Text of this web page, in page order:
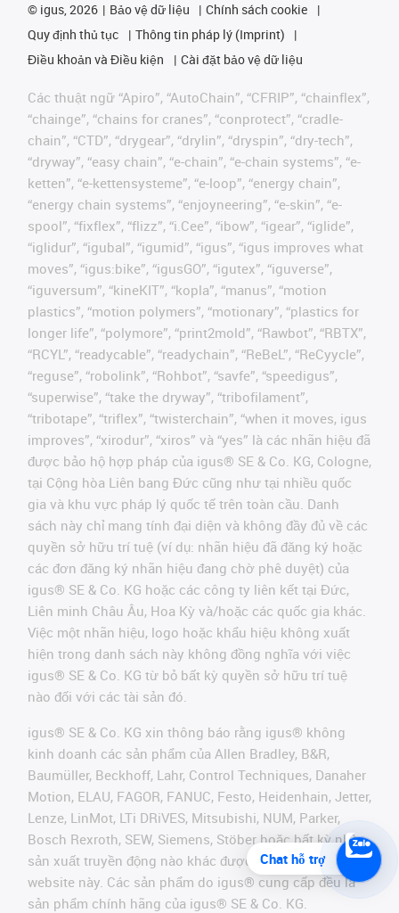
© igus, 2026 Bảo vệ dữ liệu
Chính sách cookie
Quy định thủ tục
Thông tin pháp lý (Imprint)
Điều khoản và Điều kiện
Cài đặt bảo vệ dữ liệu
Các thuật ngữ “Apiro”, “AutoChain”, “CFRIP”, “chainflex”,
“chainge”, “chains for cranes”, “conprotect”, “cradle-
chain”, “CTD”, “drygear”, “drylin”, “dryspin”, “dry-tech”,
“dryway”, “easy chain”, “e-chain”, “e-chain systems”, “e-
ketten”, “e-kettensysteme”, “e-loop”, “energy chain”,
“energy chain systems”, “enjoyneering”, “e-skin”, “e-
spool”, “fixflex”, “flizz”, “i.Cee”, “ibow”, “igear”, “iglide”,
“iglidur”, “igubal”, “igumid”, “igus”, “igus improves what
moves”, “igus:bike”, “igusGO”, “igutex”, “iguverse”,
“iguversum”, “kineKIT”, “kopla”, “manus”, “motion
plastics”, “motion polymers”, “motionary”, “plastics for
longer life”, “polymore”, “print2mold”, “Rawbot”, “RBTX”,
“RCYL”, “readycable”, “readychain”, “ReBeL”, “ReCyycle”,
“reguse”, “robolink”, “Rohbot”, “savfe”, “speedigus”,
“superwise”, “take the dryway”, “tribofilament”,
“tribotape”, “triflex”, “twisterchain”, “when it moves, igus
improves”, “xirodur”, “xiros” và “yes” là các nhãn hiệu đã
được bảo hộ hợp pháp của igus® SE & Co. KG, Cologne,
tại Cộng hòa Liên bang Đức cũng như tại nhiều quốc
gia và khu vực pháp lý quốc tế trên toàn cầu. Danh
sách này chỉ mang tính đại diện và không đầy đủ về các
quyền sở hữu trí tuệ (ví dụ: nhãn hiệu đã đăng ký hoặc
các đơn đăng ký nhãn hiệu đang chờ phê duyệt) của
igus® SE & Co. KG hoặc các công ty liên kết tại Đức,
Liên minh Châu Âu, Hoa Kỳ và/hoặc các quốc gia khác.
Việc một nhãn hiệu, logo hoặc khẩu hiệu không xuất
hiện trong danh sách này không đồng nghĩa với việc
igus® SE & Co. KG từ bỏ bất kỳ quyền sở hữu trí tuệ
nào đối với các tài sản đó.
igus® SE & Co. KG xin thông báo rằng igus® không
kinh doanh các sản phẩm của Allen Bradley, B&R,
Baumüller, Beckhoff, Lahr, Control Techniques, Danaher
Motion, ELAU, FAGOR, FANUC, Festo, Heidenhain, Jetter,
Lenze, LinMot, LTi DRiVES, Mitsubishi, NUM, Parker,
Bosch Rexroth, SEW, Siemens, Stöber hoặc bất kỳ nhà
sản xuất truyền động nào khác được đề cập trên
website này. Các sản phẩm do igus® cung cấp đều là
sản phẩm chính hãng của igus® SE & Co. KG.
Chat hỗ trợ